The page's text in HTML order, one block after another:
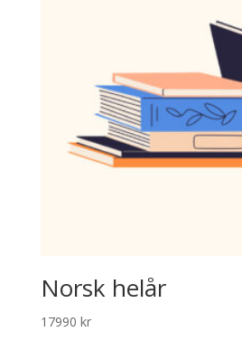
Norsk helår
17990 kr